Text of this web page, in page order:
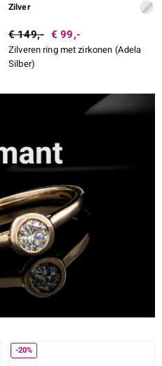
Zilver
€ 149,- € 99,-
Zilveren ring met zirkonen (Adela
Silber)
-20%